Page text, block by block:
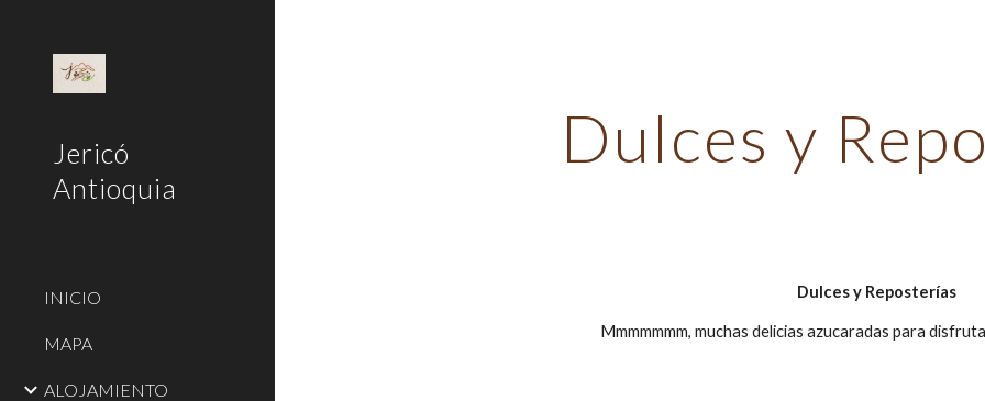
Jericó
Antioquia
INICIO
MAPA
ALOJAMIENTO
Dulces y
Dulces y Reposterías
Mmmmmmm, muchas delicias azucaradas para